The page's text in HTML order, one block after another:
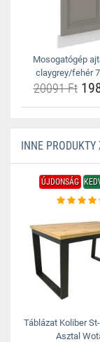
Mosogatógép
claygrey/fehér
20091 Ft
INNE
ÚJDONSÁG
Táblázat Koliber
Asztal